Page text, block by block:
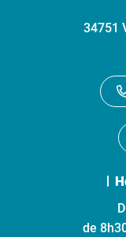
34751
de